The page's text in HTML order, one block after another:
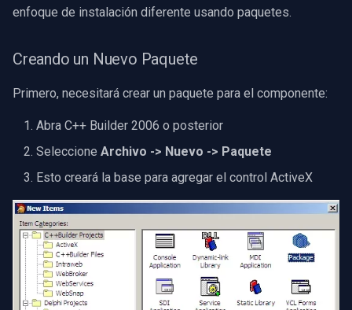
Verkada
Arlo
Eufy Security
Tenda
enfoque de instalación diferente usando paquetes.
Creando un Nuevo Paquete
Primero, necesitará crear un paquete para el componente:
Abra C++ Builder 2006 o posterior
Seleccione Archivo -> Nuevo -> Paquete
Esto creará la base para agregar el control ActiveX